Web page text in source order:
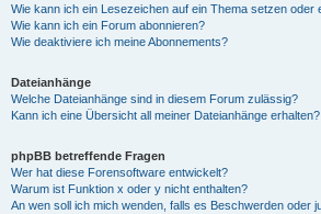
Wie kann ich ein Lesezeichen auf ein Thema setzen oder
Wie kann ich ein Forum abonnieren?
Wie deaktiviere ich meine Abonnements?
Dateianhänge
Welche Dateianhänge sind in diesem Forum zulässig?
Kann ich eine Übersicht all meiner Dateianhänge erhalten?
phpBB betreffende Fragen
Wer hat diese Forensoftware entwickelt?
Warum ist Funktion x oder y nicht enthalten?
An wen soll ich mich wenden, falls es Beschwerden oder